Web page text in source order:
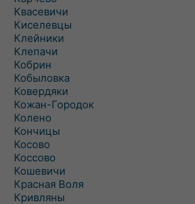
Квасевичи
Киселевцы
Клейники
Клепачи
Кобрин
Кобыловка
Ковердяки
Кожан-Городок
Колено
Кончицы
Косово
Коссово
Кошевичи
Красная Воля
Кривляны